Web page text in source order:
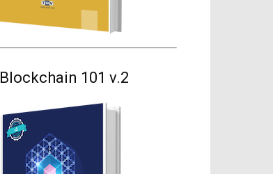
Blockchain 101 v.2